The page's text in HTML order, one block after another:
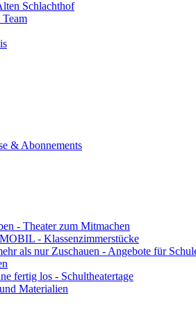
Schlachthof
& Abonnements
- Theater zum Mitmachen
- Klassenzimmerstücke
als nur Zuschauen - Angebote für
fertig los - Schultheatertage
Materialien